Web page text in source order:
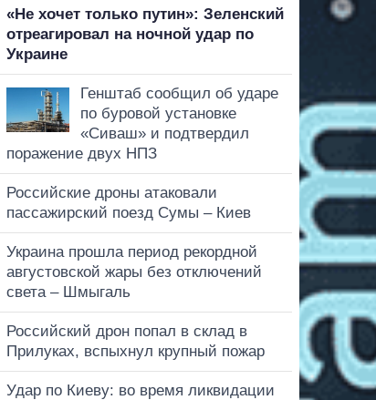
«Не хочет только путин»: Зеленский
отреагировал на ночной удар по
Украине
Генштаб сообщил об ударе
по буровой установке
«Сиваш» и подтвердил
поражение двух НПЗ
Российские дроны атаковали
пассажирский поезд Сумы – Киев
Украина прошла период рекордной
августовской жары без отключений
света – Шмыгаль
Российский дрон попал в склад в
Прилуках, вспыхнул крупный пожар
Удар по Киеву: во время ликвидации